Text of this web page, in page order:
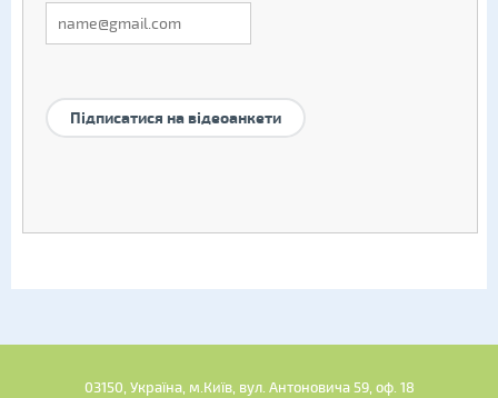
Підписатися на відеоанкети
03150, Україна, м.Київ, вул. Антоновича 59, оф. 18